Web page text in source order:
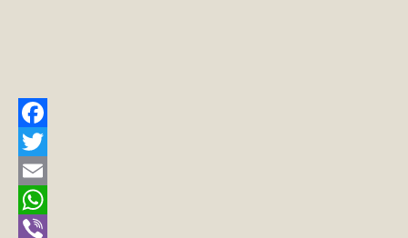
Facebook
Twitter
Email
WhatsApp